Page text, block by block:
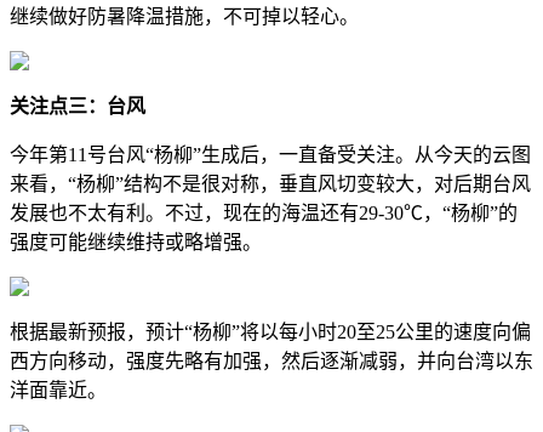
继续做好防暑降温措施，不可掉以轻心。
关注点三：台风
今年第11号台风“杨柳”生成后，一直备受关注。从今天的云图
来看，“杨柳”结构不是很对称，垂直风切变较大，对后期台风
发展也不太有利。不过，现在的海温还有29-30℃，“杨柳”的
强度可能继续维持或略增强。
根据最新预报，预计“杨柳”将以每小时20至25公里的速度向偏
西方向移动，强度先略有加强，然后逐渐减弱，并向台湾以东
洋面靠近。